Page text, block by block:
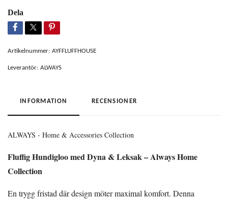
Dela
Artikelnummer: AYFFLUFFHOUSE
Leverantör: ALWAYS
INFORMATION RECENSIONER
ALWAYS - Home & Accessories Collection
Fluffig Hundigloo med Dyna & Leksak – Always Home
Collection
En trygg fristad där design möter maximal komfort. Denna